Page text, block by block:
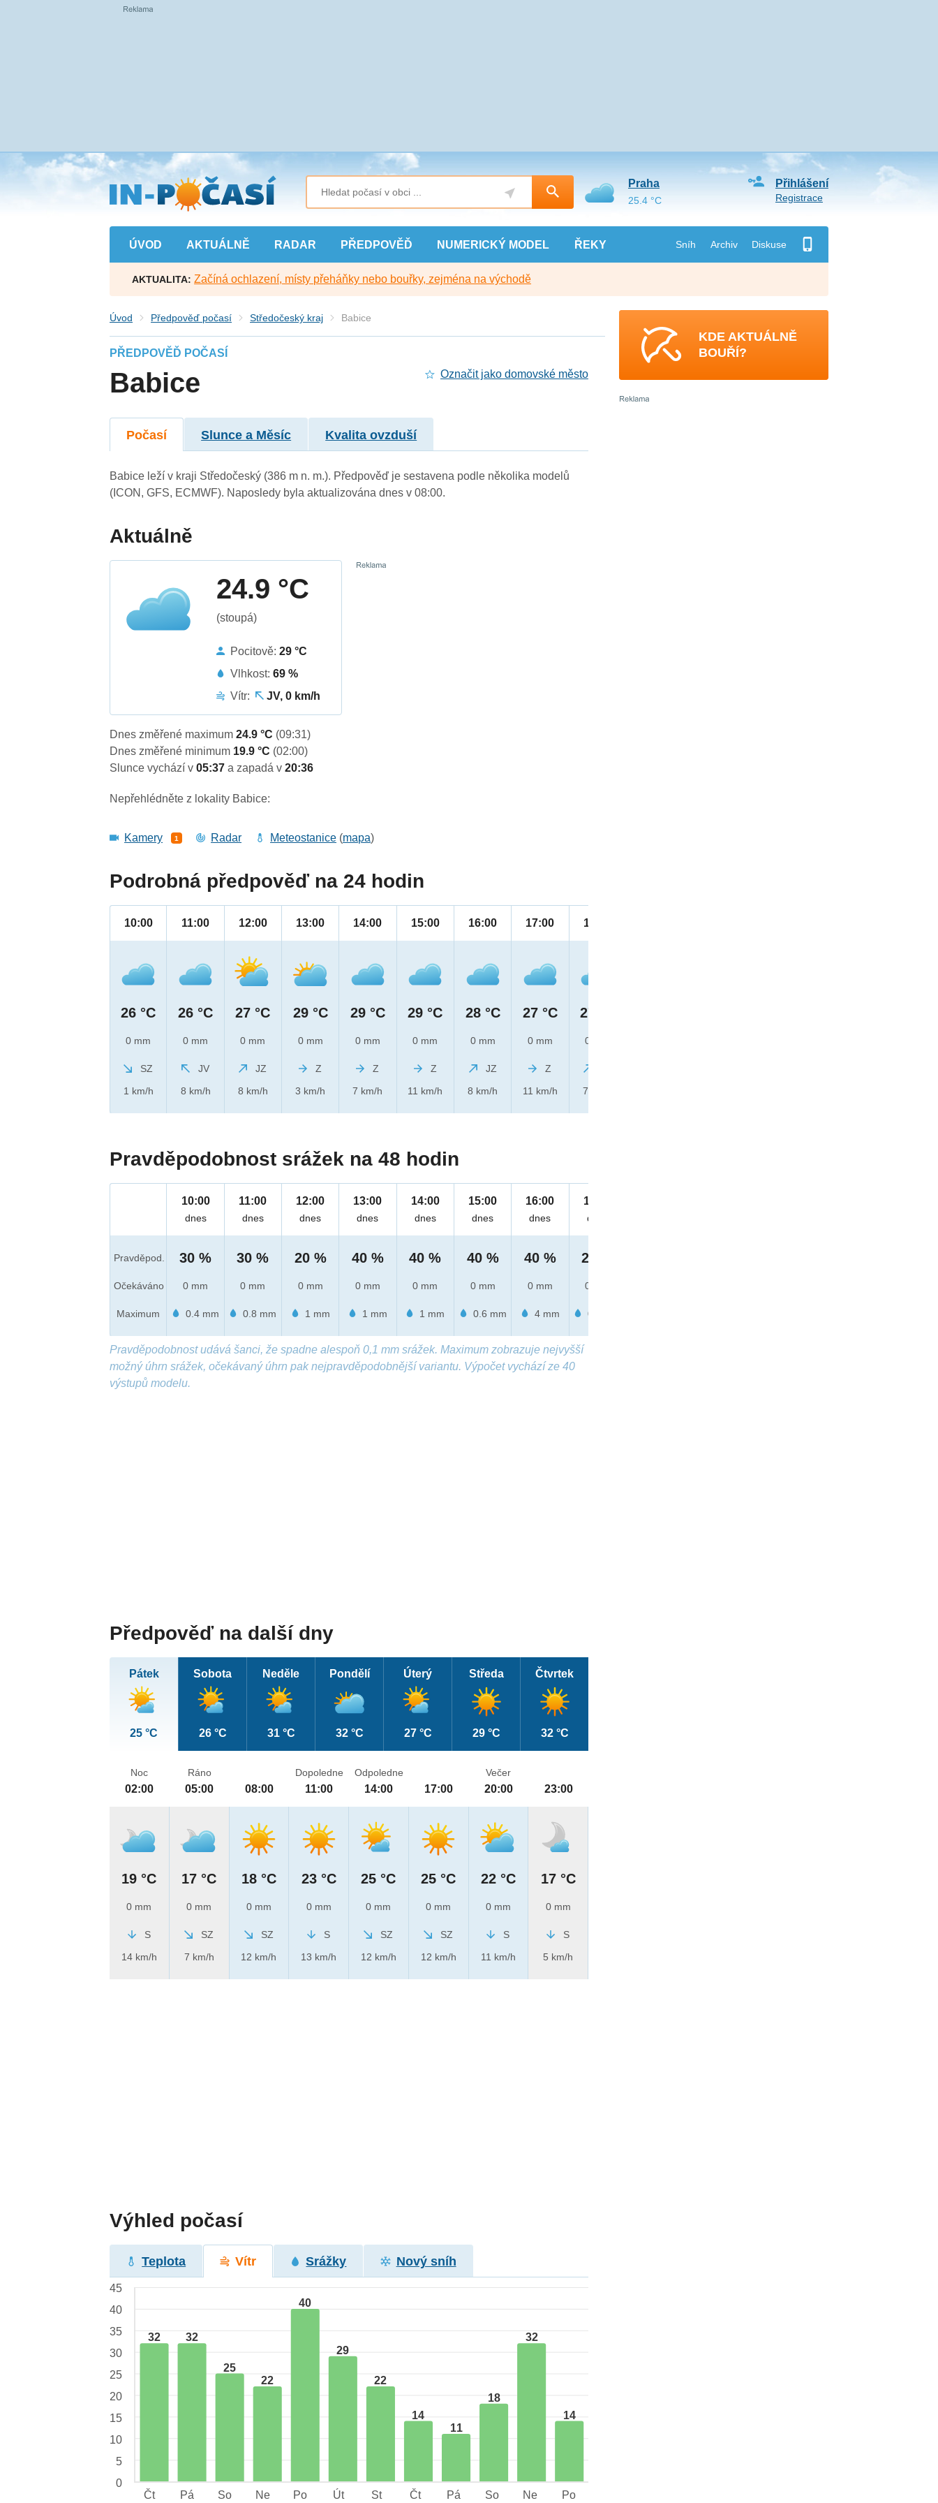
Přejít
na
hlavní
obsah
ÚVOD AKTUÁLNĚ RADAR PŘEDPOVĚĎ NUMERICKÝ MODEL ŘEKY Sníh Archiv Diskuse
Přihlášení
Registrace
Praha
25.4 °C
AKTUALITA: Začíná ochlazení, místy přeháňky nebo bouřky, zejména na východě
Úvod Předpověď počasí Středočeský kraj Babice
PŘEDPOVĚĎ POČASÍ
Babice Označit jako domovské město
Počasí Slunce a Měsíc Kvalita ovzduší
Babice leží v kraji Středočeský (386 m n. m.). Předpověď je sestavena podle několika modelů
(ICON, GFS, ECMWF). Naposledy byla aktualizována dnes v 08:00.
Aktuálně
24.9 °C
(stoupá)
Pocitově:29 °C
Vlhkost:69 %
Vítr:
JV, 0 km/h
Dnes změřené maximum24.9 °C (09:31)
Dnes změřené minimum 19.9 °C (02:00)
Slunce vychází v05:37a zapadá v20:36
Nepřehlédněte z lokality Babice:
Kamery 1 Radar Meteostanice (mapa)
Podrobná předpověď na 24 hodin
10:00
26 °C
0 mm
SZ
1 km/h
11:00
26 °C
0 mm
JV
8 km/h
12:00
27 °C
0 mm
JZ
8 km/h
13:00
29 °C
0 mm
Z
3 km/h
14:00
29 °C
0 mm
Z
7 km/h
15:00
29 °C
0 mm
Z
11 km/h
16:00
28 °C
0 mm
JZ
8 km/h
17:00
27 °C
0 mm
Z
11 km/h
18:00
27 °C
0 mm
7 km/h
Pravděpodobnost srážek na 48 hodin
Pravděpod.
Očekáváno
Maximum
10:00
dnes
30 %
0 mm
0.4 mm
11:00
dnes
30 %
0 mm
0.8 mm
12:00
dnes
20 %
0 mm
1 mm
13:00
dnes
40 %
0 mm
1 mm
14:00
dnes
40 %
0 mm
1 mm
15:00
dnes
40 %
0 mm
0.6 mm
16:00
dnes
40 %
0 mm
4 mm
17:00
dnes
20 %
0 mm
0.4 mm
Pravděpodobnost udává šanci, že spadne alespoň 0,1 mm srážek. Maximum zobrazuje nejvyšší
možný úhrn srážek, očekávaný úhrn pak nejpravděpodobnější variantu. Výpočet vychází ze 40
výstupů modelu.
Předpověď na další dny
Pátek
25 °C
Sobota
26 °C
Neděle
31 °C
Pondělí
32 °C
Úterý
27 °C
Středa
29 °C
Čtvrtek
32 °C
Noc
02:00
19 °C
0 mm
S
14 km/h
Ráno
05:00
17 °C
0 mm
SZ
7 km/h
08:00
18 °C
0 mm
SZ
12 km/h
Dopoledne
11:00
23 °C
0 mm
S
13 km/h
Odpoledne
14:00
25 °C
0 mm
SZ
12 km/h
17:00
25 °C
0 mm
SZ
12 km/h
Večer
20:00
22 °C
0 mm
S
11 km/h
23:00
17 °C
0 mm
S
5 km/h
Výhled počasí
Teplota Vítr Srážky Nový sníh
32 32
25
22
40
29
22
14
11
18
32
14
45
40
35
30
25
20
15
10
5
0
Čt
Pá So Ne Po Út St Čt Pá So Ne Po
KDE AKTUÁLNĚ
BOUŘÍ?